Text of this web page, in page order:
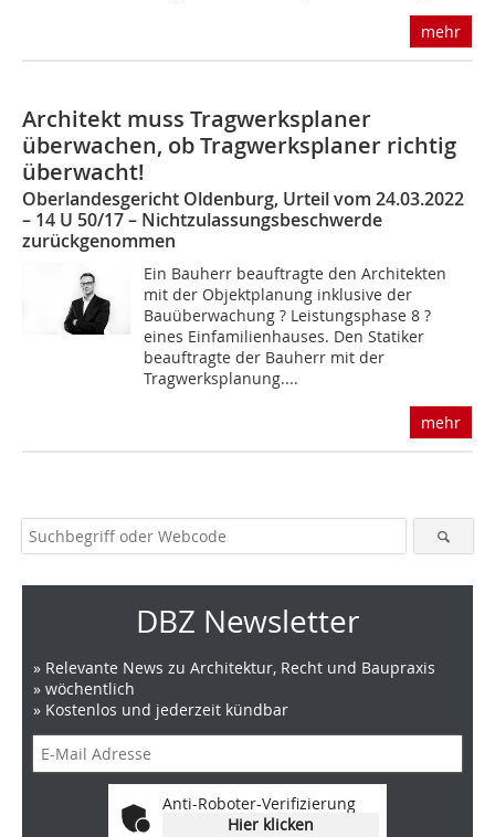
mehr
Architekt muss Tragwerksplaner
überwachen, ob Tragwerksplaner richtig
überwacht!
Oberlandesgericht Oldenburg, Urteil vom 24.03.2022
– 14 U 50/17 – Nichtzulassungsbeschwerde
zurückgenommen
Ein Bauherr beauftragte den Architekten
mit der Objektplanung inklusive der
Bauüberwachung ? Leistungsphase 8 ?
eines Einfamilienhauses. Den Statiker
beauftragte der Bauherr mit der
Tragwerksplanung....
mehr
DBZ Newsletter
» Relevante News zu Architektur, Recht und Baupraxis
» wöchentlich
» Kostenlos und jederzeit kündbar
Anti-Roboter-Verifizierung
Hier klicken